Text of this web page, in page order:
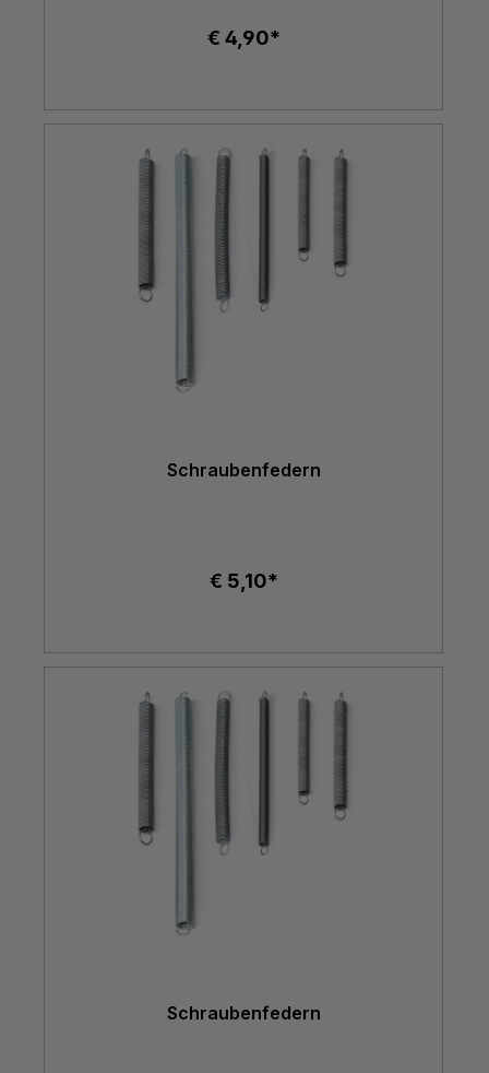
€ 4,90*
Schraubenfedern
€ 5,10*
Schraubenfedern